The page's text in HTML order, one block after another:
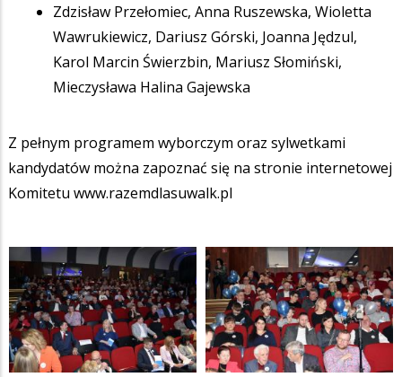
Zdzisław Przełomiec, Anna Ruszewska, Wioletta
Wawrukiewicz, Dariusz Górski, Joanna Jędzul,
Karol Marcin Świerzbin, Mariusz Słomiński,
Mieczysława Halina Gajewska
Z pełnym programem wyborczym oraz sylwetkami
kandydatów można zapoznać się na stronie internetowej
Komitetu www.razemdlasuwalk.pl